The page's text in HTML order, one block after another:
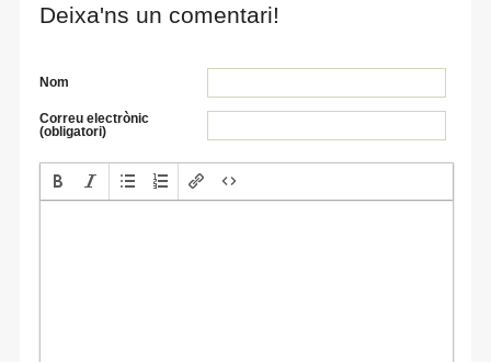
Deixa'ns un comentari!
Nom
Correu electrònic
(obligatori)